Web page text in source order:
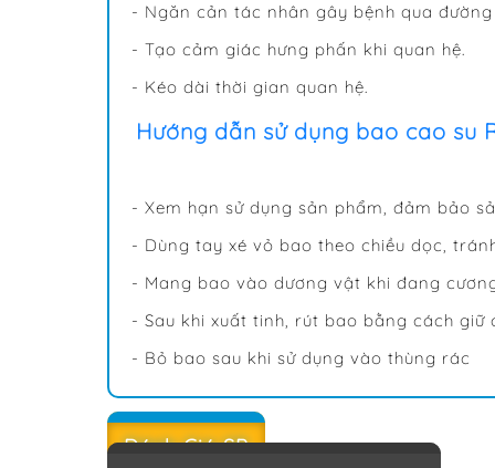
- Ngăn cản tác nhân gây bệnh qua
- Tạo cảm giác hưng phấn khi quan hệ.
- Kéo dài thời gian quan hệ.
Hướng dẫn sử dụng bao cao su
- Xem hạn sử dụng sản phẩm, đảm bảo
- Dùng tay xé vỏ bao theo chiều dọc,
- Mang bao vào dương vật khi đang
- Sau khi xuất tinh, rút bao bằng cách
- Bỏ bao sau khi sử dụng vào thùng rác
Đánh Giá SP